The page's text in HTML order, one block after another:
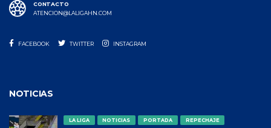
CONTACTO
ATENCION@LALIGAHN.COM
FACEBOOK TWITTER INSTAGRAM
NOTICIAS
LA LIGA NOTICIAS PORTADA REPECHAJE